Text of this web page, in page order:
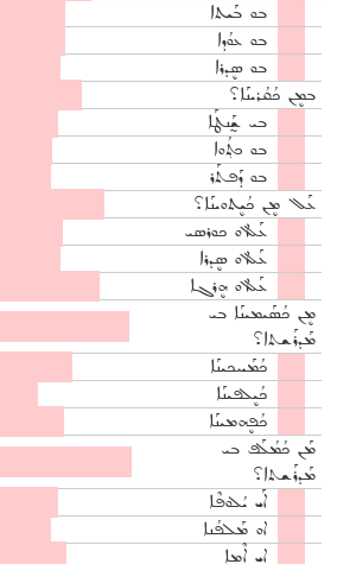
ܒܘ ܒܰܝܬܐ
ܒܘ ܥܘܳܕܐ
ܒܘ ܣܷܕܪܐ
ܒܡܷܢ ܟܳܩܳܪܝܢܰܐ؟
ܒܝ ܫ̰ܰܢܛܰܐ
ܒܘ ܟܬ݂ܳܘܐ
ܒܘ ܕܰܦܬܰܪ
ܥܰܠ ܡܷܢ ܟܳܝܷܬܘܝܢܰܐ؟
ܥܰܠ ܐܘ ܟܘܪܣܝ
ܥܰܠ ܐܘ ܣܷܕܪܐ
ܥܰܠ ܐܘ ܗܷܪܓܐ
ܡܷܢ ܟܳܣܰܝܡܝܢܰܐ ܒܝ
ܡܰܕܪܰܫܬܐ؟
ܟܳܡܰܚܟܝܢܰܐ
ܟܳܝܷܠܦܝܢܰܐ
ܟܳܦܷܗܡܝܢܰܐ
ܡܰܢ ܟܳܡܳܠܰܦ ܒܝ
ܡܰܕܪܰܫܬܐ؟
ܐܰܝ ܝܳܠܘܦܶܐ
ܐܘ ܡܰܠܦܳܢܐ
ܐܝ ܐܶܡܐ